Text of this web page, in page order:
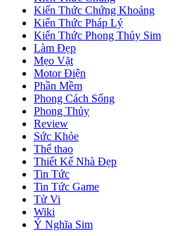
Kiến Thức Chứng Khoáng
Kiến Thức Pháp Lý
Kiến Thức Phong Thủy Sim
Làm Đẹp
Mẹo Vặt
Motor Điện
Phần Mềm
Phong Cách Sống
Phong Thủy
Review
Sức Khỏe
Thể thao
Thiết Kế Nhà Đẹp
Tin Tức
Tin Tức Game
Tử Vi
Wiki
Ý Nghĩa Sim